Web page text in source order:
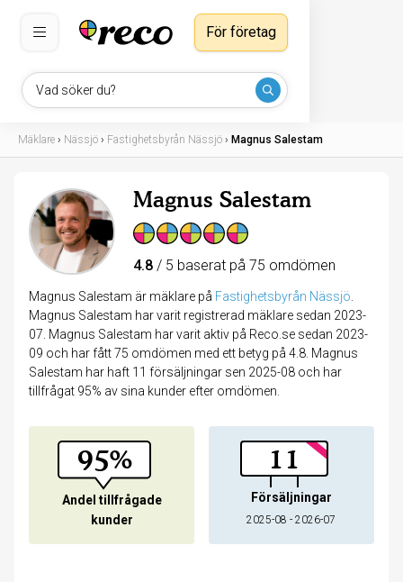
Vad söker du?
För företag
Mäklare › Nässjö › Fastighetsbyrån Nässjö › Magnus Salestam
Magnus Salestam
4.8 / 5 baserat på 75 omdömen
Magnus Salestam är mäklare på Fastighetsbyrån Nässjö
Magnus Salestam har varit registrerad mäklare sedan 2023-
07. Magnus Salestam har varit aktiv på Reco.se sedan 2023-
09 och har fått 75 omdömen med ett betyg på 4.8. Magnus
Salestam har haft 11 försäljningar sen 2025-08 och har
tillfrågat 95% av sina kunder efter omdömen.
95%
Andel tillfrågade
kunder
11
Försäljningar
2025-08 - 2026-07